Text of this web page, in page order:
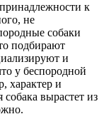
к
не
собаки
подбирают
и
у беспородной
характер и
собака вырастет из